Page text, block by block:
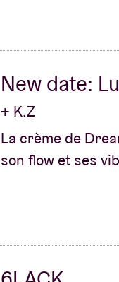
New date:
+ K.Z
La crème de
son flow et ses